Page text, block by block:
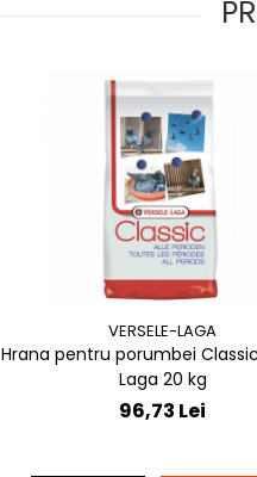
VERSELE-LAGA
Hrana pentru porumbei
Laga 20 kg
96,73 Lei